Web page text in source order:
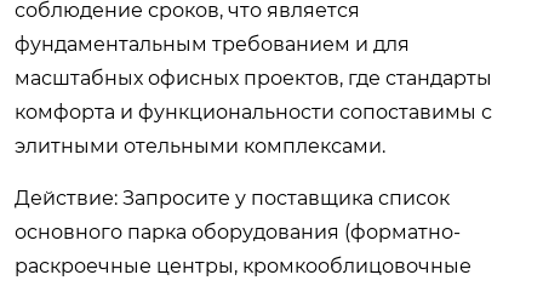
соблюдение сроков, что является
фундаментальным требованием и для
масштабных офисных проектов, где стандарты
комфорта и функциональности сопоставимы с
элитными отельными комплексами.
Действие: Запросите у поставщика список
основного парка оборудования (форматно-
раскроечные центры, кромкооблицовочные